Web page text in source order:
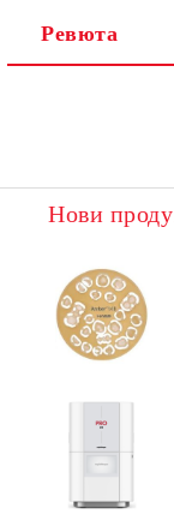
Ревюта
Нови